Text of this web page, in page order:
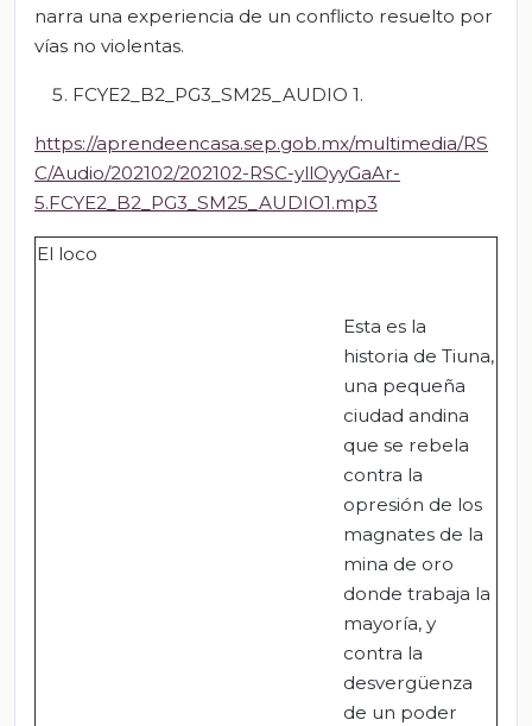
narra una experiencia de un conflicto resuelto por
vías no violentas.
FCYE2_B2_PG3_SM25_AUDIO 1.
https://aprendeencasa.sep.gob.mx/multimedia/RS
C/Audio/202102/202102-RSC-yllOyyGaAr-
5.FCYE2_B2_PG3_SM25_AUDIO1.mp3
El loco
Esta es la
historia de Tiuna,
una pequeña
ciudad andina
que se rebela
contra la
opresión de los
magnates de la
mina de oro
donde trabaja la
mayoría, y
contra la
desvergüenza
de un poder